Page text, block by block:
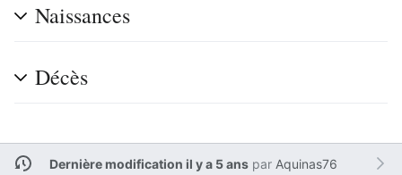
Naissances
Décès
Dernière modification il y a 5 anspar Aquinas76